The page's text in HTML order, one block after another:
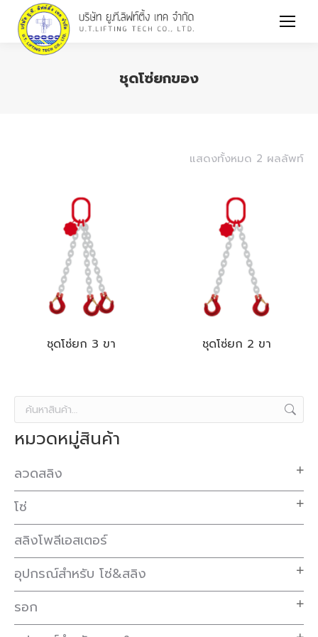
You are here:
ชุดโซ่ยกของ
แสดงทั้งหมด 2 ผลลัพท์
ชุดโซ่ยก 3 ขา ชุดโซ่ยก 2 ขา
หมวดหมู่สินค้า
ลวดสลิง
โซ่
สลิงโพลีเอสเตอร์
อุปกรณ์สำหรับ โซ่&สลิง
รอก